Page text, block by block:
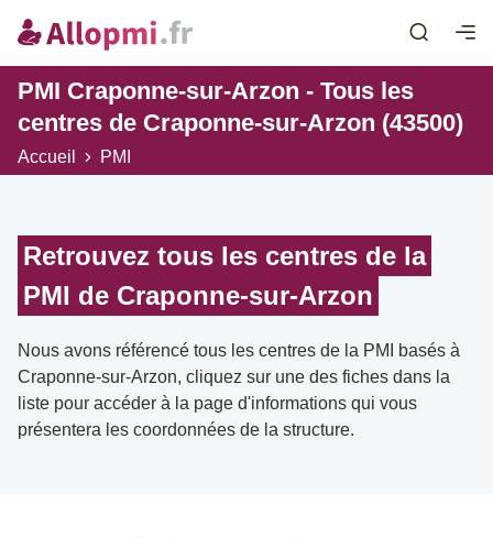
PMI Craponne-sur-Arzon - Tous les
centres de Craponne-sur-Arzon (43500)
Accueil PMI
Retrouvez tous les centres de la
PMI de Craponne-sur-Arzon
Nous avons référencé tous les centres de la PMI basés à
Craponne-sur-Arzon, cliquez sur une des fiches dans la
liste pour accéder à la page d'informations qui vous
présentera les coordonnées de la structure.